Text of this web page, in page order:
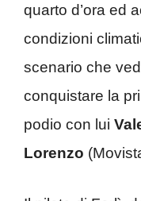
quarto d’ora ed
condizioni
scenario che
conquistare la
podio con lui
Lorenzo